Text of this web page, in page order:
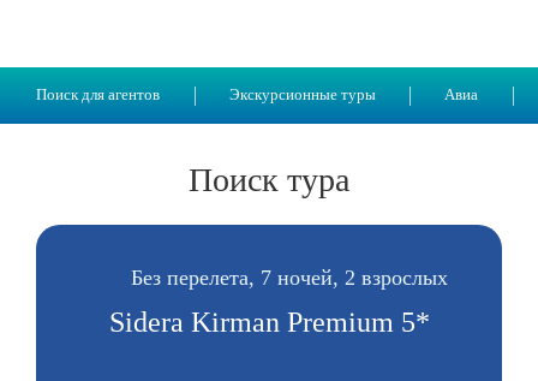
Поиск для агентов Экскурсионные туры Авиа
Поиск тура
Без перелета, 7 ночей, 2 взрослых
Sidera Kirman Premium 5*